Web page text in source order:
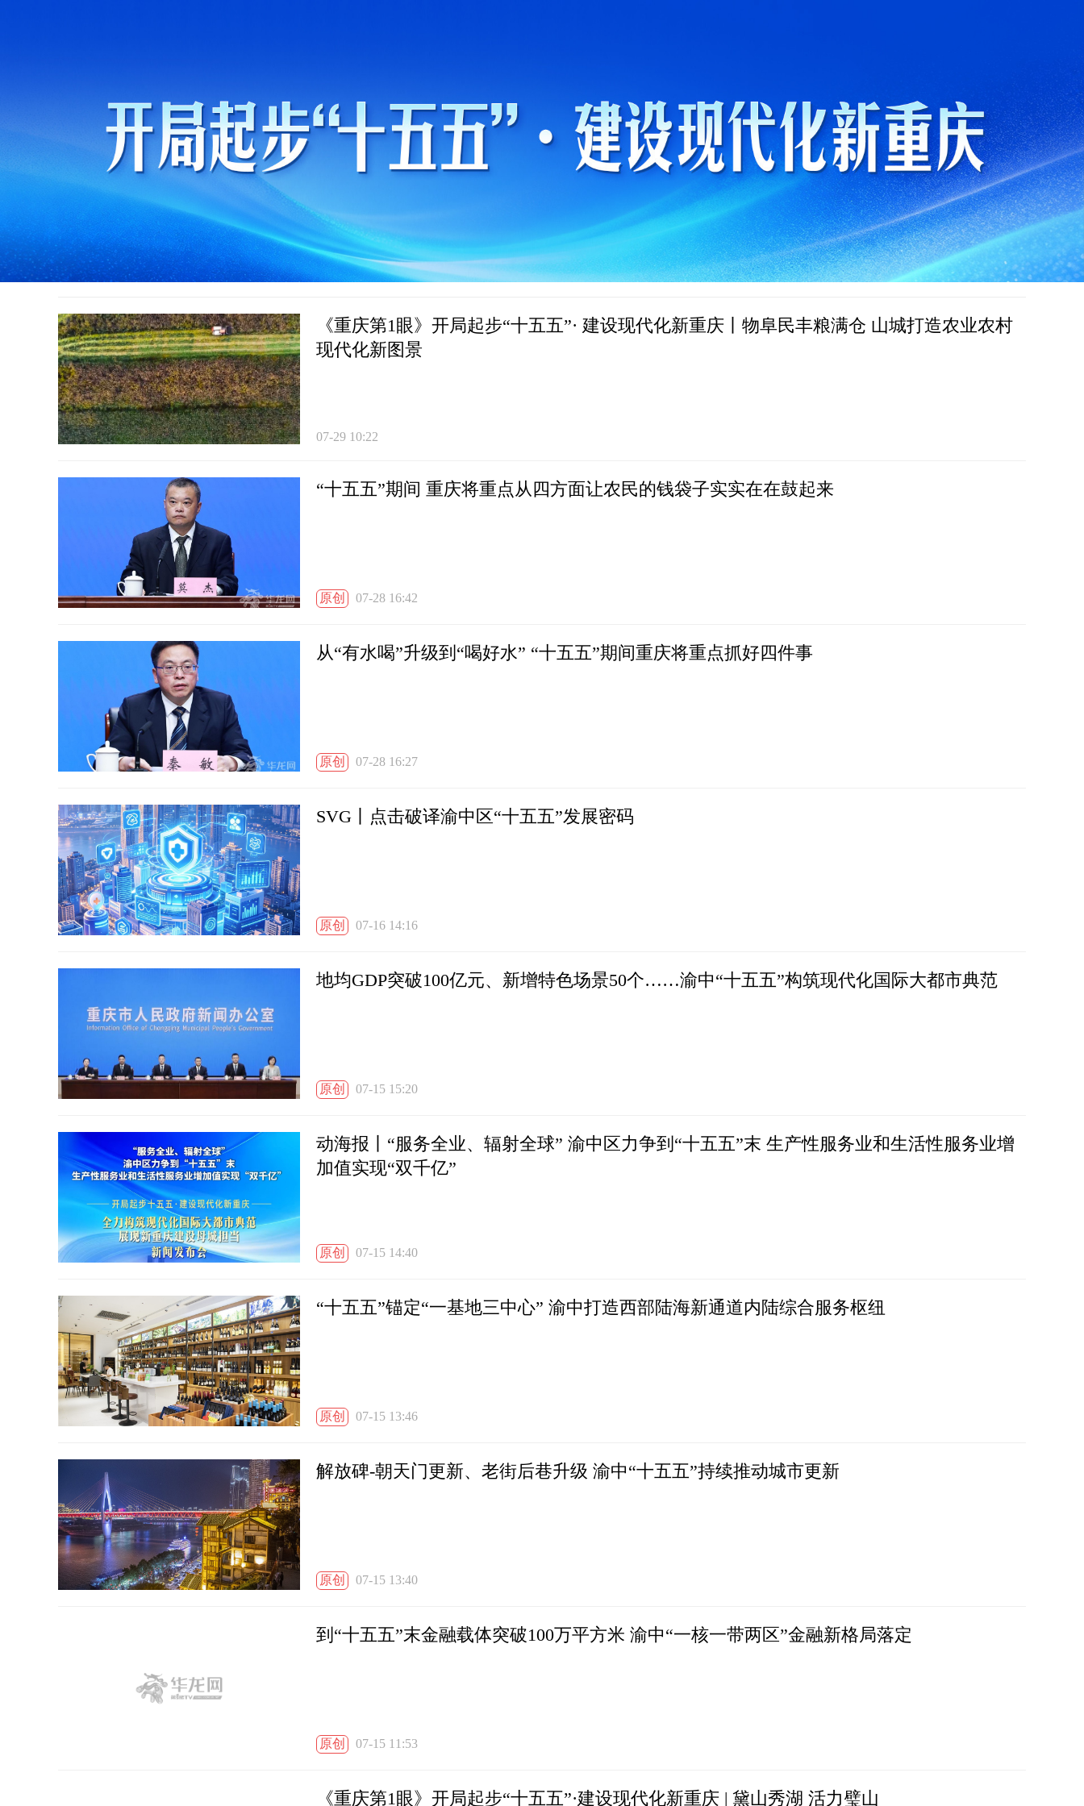
《重庆第1眼》开局起步“十五五”· 建设现代化新重庆丨物阜民丰粮满仓 山城打造农业农村
现代化新图景
07-29 10:22
“十五五”期间 重庆将重点从四方面让农民的钱袋子实实在在鼓起来
原创 07-28 16:42
从“有水喝”升级到“喝好水” “十五五”期间重庆将重点抓好四件事
原创 07-28 16:27
SVG丨点击破译渝中区“十五五”发展密码
原创 07-16 14:16
地均GDP突破100亿元、新增特色场景50个……渝中“十五五”构筑现代化国际大都市典范
原创 07-15 15:20
动海报丨“服务全业、辐射全球” 渝中区力争到“十五五”末 生产性服务业和生活性服务业增
加值实现“双千亿”
原创 07-15 14:40
“十五五”锚定“一基地三中心” 渝中打造西部陆海新通道内陆综合服务枢纽
原创 07-15 13:46
解放碑-朝天门更新、老街后巷升级 渝中“十五五”持续推动城市更新
原创 07-15 13:40
到“十五五”末金融载体突破100万平方米 渝中“一核一带两区”金融新格局落定
原创 07-15 11:53
《重庆第1眼》开局起步“十五五”·建设现代化新重庆 | 黛山秀湖 活力璧山